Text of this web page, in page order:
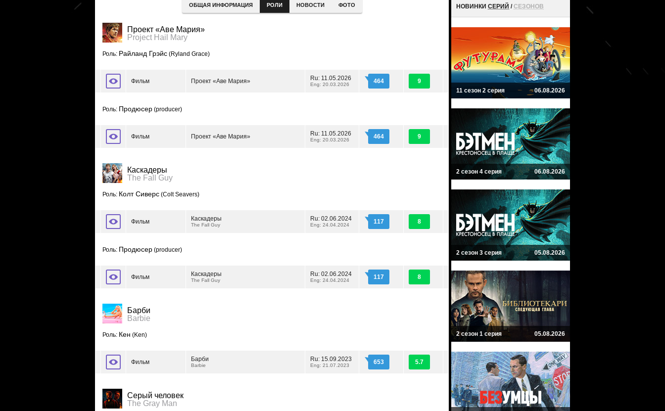
ОБЩАЯ ИНФОРМАЦИЯ РОЛИ НОВОСТИ ФОТО
Проект «Аве Мария»
Project Hail Mary
Роль: Райланд Грэйс (Ryland Grace)
Фильм Проект «Аве Мария» Ru: 11.05.2026
Eng: 20.03.2026 464 9
Роль: Продюсер (producer)
Фильм Проект «Аве Мария» Ru: 11.05.2026
Eng: 20.03.2026 464 9
Каскадеры
The Fall Guy
Роль: Колт Сиверс (Colt Seavers)
Фильм Каскадеры
The Fall Guy
Ru: 02.06.2024
Eng: 24.04.2024 117 8
Роль: Продюсер (producer)
Фильм Каскадеры
The Fall Guy
Ru: 02.06.2024
Eng: 24.04.2024 117 8
Барби
Barbie
Роль: Кен (Ken)
Фильм Барби
Barbie
Ru: 15.09.2023
Eng: 21.07.2023 653 5.7
Серый человек
The Gray Man
НОВИНКИ СЕРИЙ /СЕЗОНОВ
11 сезон 2 серия 06.08.2026
2 сезон 4 серия 06.08.2026
2 сезон 3 серия 05.08.2026
2 сезон 1 серия 05.08.2026